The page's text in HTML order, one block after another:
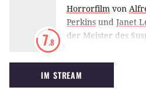
7.8
Horrorfilm von
Perkins und Janet
der Meister des
Verhältnisse einen
Kaum eine
IM STREAM